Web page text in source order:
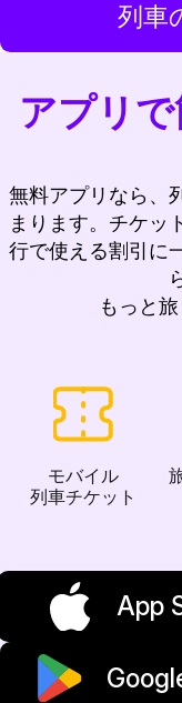
列車
アプリ
無料アプリなら、
まります。チケッ
行で使える割引に
もっと
モバイル
列車チケット
App